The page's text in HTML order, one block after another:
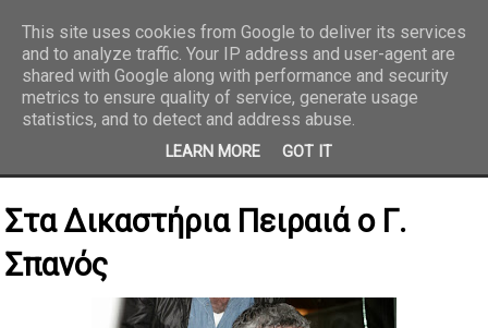
REPORTAZ NET
Στα Δικαστήρια Πειραιά ο Γ.
Σπανός
This site uses cookies from Google to deliver its services
and to analyze traffic. Your IP address and user-agent are
shared with Google along with performance and security
metrics to ensure quality of service, generate usage
statistics, and to detect and address abuse.
LEARN MORE GOT IT